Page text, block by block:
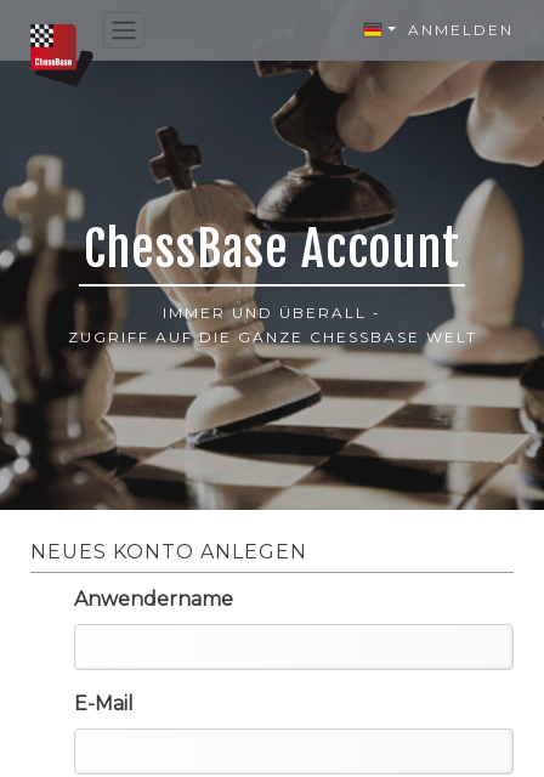
ANMELDEN
ChessBase Account
IMMER UND ÜBERALL -
ZUGRIFF AUF DIE GANZE CHESSBASE WELT
NEUES KONTO ANLEGEN
Anwendername
E-Mail